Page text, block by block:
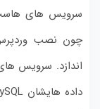
سرویس های
چون نصب
اندازد. سرویس